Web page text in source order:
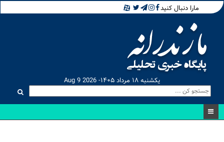
مارا دنبال کنید
یکشنبه ۱۸ مرداد ۱۴۰۵- Aug 9 2026